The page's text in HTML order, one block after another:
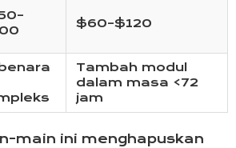
$60–$120
Tambah modul
dalam masa <72
jam
main ini menghapuskan